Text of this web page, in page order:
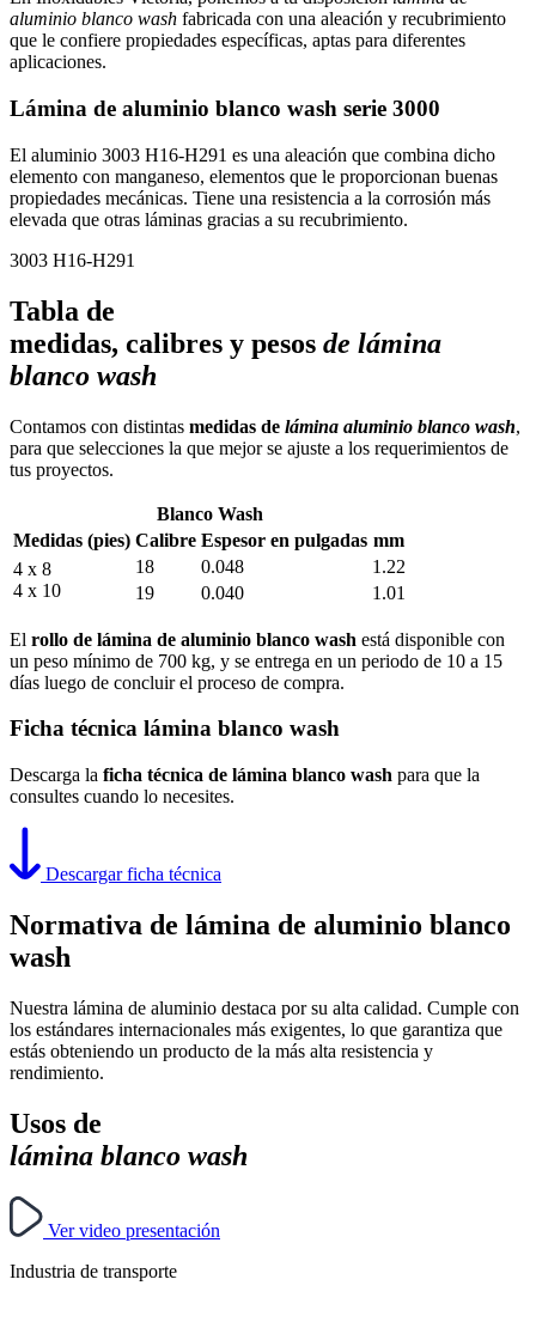
aluminio blanco wash fabricada con una aleación y recubrimiento
que le confiere propiedades específicas, aptas para diferentes
aplicaciones.
Lámina de aluminio blanco wash serie 3000
El aluminio 3003 H16-H291 es una aleación que combina dicho
elemento con manganeso, elementos que le proporcionan buenas
propiedades mecánicas. Tiene una resistencia a la corrosión más
elevada que otras láminas gracias a su recubrimiento.
3003 H16-H291
Tabla de
medidas, calibres y pesos de lámina
blanco wash
Contamos con distintas medidas de lámina aluminio blanco wash,
para que selecciones la que mejor se ajuste a los requerimientos de
tus proyectos.
Blanco Wash
Medidas (pies) Calibre Espesor en pulgadas mm
4 x 8
4 x 10
18 0.048
1.22
19
0.040 1.01
El rollo de lámina de aluminio blanco wash está disponible con
un peso mínimo de 700 kg, y se entrega en un periodo de 10 a 15
días luego de concluir el proceso de compra.
Ficha técnica lámina blanco wash
Descarga la ficha técnica de lámina blanco wash para que la
consultes cuando lo necesites.
Descargar ficha técnica
Normativa de lámina de aluminio blanco
wash
Nuestra lámina de aluminio destaca por su alta calidad. Cumple con
los estándares internacionales más exigentes, lo que garantiza que
estás obteniendo un producto de la más alta resistencia y
rendimiento.
Usos de
lámina blanco wash
Ver video presentación
Industria de transporte